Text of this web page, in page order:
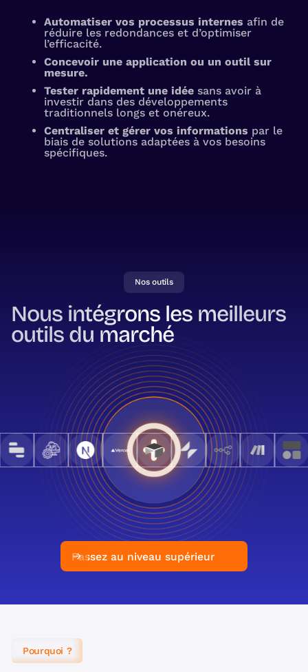
Automatiser vos processus internes afin de
réduire les redondances et d’optimiser
l’efficacité.
Concevoir une application ou un outil sur
mesure.
Tester rapidement une idée sans avoir à
investir dans des développements
traditionnels longs et onéreux.
Centraliser et gérer vos informations par le
biais de solutions adaptées à vos besoins
spécifiques.
Nos outils
Nous intégrons les meilleurs
outils du marché
Passez au niveau supérieur
Pourquoi ?